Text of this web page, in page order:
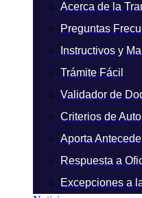
Acerca de la
Preguntas
Instructivos y
Trámite Fácil
Validador de
Criterios de
Aporta
Respuesta a
Excepciones a